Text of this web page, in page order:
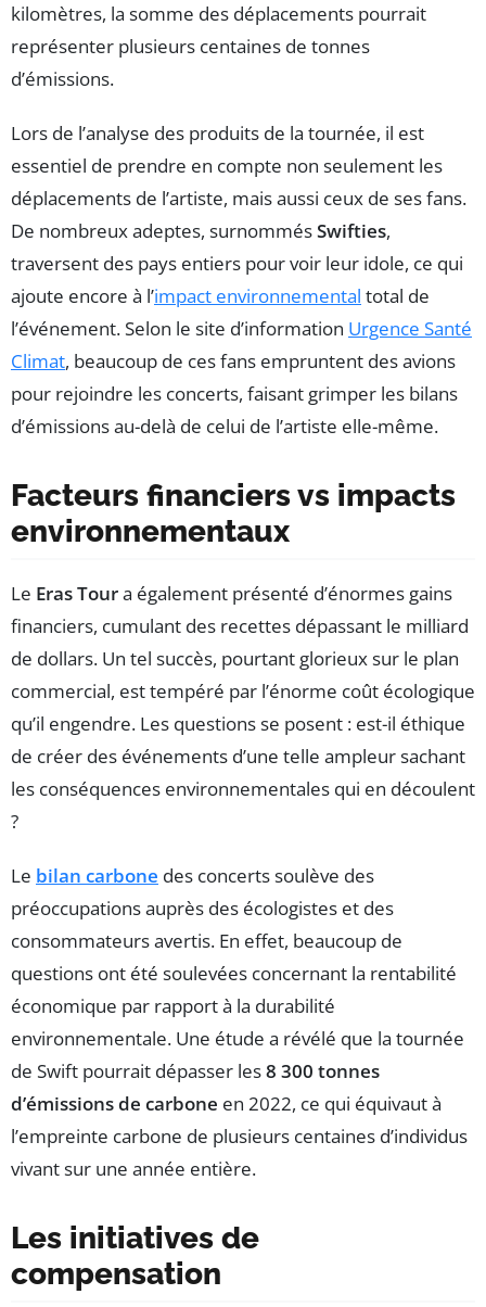
kilomètres, la somme des déplacements pourrait
représenter plusieurs centaines de tonnes
d’émissions.
Lors de l’analyse des produits de la tournée, il est
essentiel de prendre en compte non seulement les
déplacements de l’artiste, mais aussi ceux de ses fans.
De nombreux adeptes, surnommésSwifties,
traversent des pays entiers pour voir leur idole, ce qui
ajoute encore à l’impact environnemental total de
l’événement. Selon le site d’information Urgence Santé
Climat, beaucoup de ces fans empruntent des avions
pour rejoindre les concerts, faisant grimper les bilans
d’émissions au-delà de celui de l’artiste elle-même.
Facteurs financiers vs impacts
environnementaux
Le Eras Toura également présenté d’énormes gains
financiers, cumulant des recettes dépassant le milliard
de dollars. Un tel succès, pourtant glorieux sur le plan
commercial, est tempéré par l’énorme coût écologique
qu’il engendre. Les questions se posent : est-il éthique
de créer des événements d’une telle ampleur sachant
les conséquences environnementales qui en découlent
?
Le bilan carbone des concerts soulève des
préoccupations auprès des écologistes et des
consommateurs avertis. En effet, beaucoup de
questions ont été soulevées concernant la rentabilité
économique par rapport à la durabilité
environnementale. Une étude a révélé que la tournée
de Swift pourrait dépasser les8 300 tonnes
d’émissions de carbone en 2022, ce qui équivaut à
l’empreinte carbone de plusieurs centaines d’individus
vivant sur une année entière.
Les initiatives de
compensation